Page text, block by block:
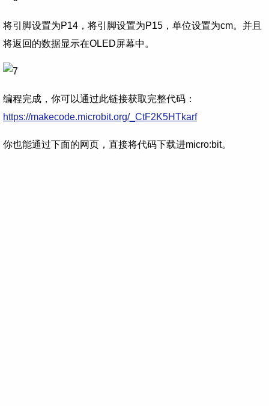
将引脚设置为P14，将引脚设置为P15，单位设置为cm。并且
将返回的数据显示在OLED屏幕中。
编程完成，你可以通过此链接获取完整代码：
https://makecode.microbit.org/_CtF2K5HTkarf
你也能通过下面的网页，直接将代码下载进micro:bit。